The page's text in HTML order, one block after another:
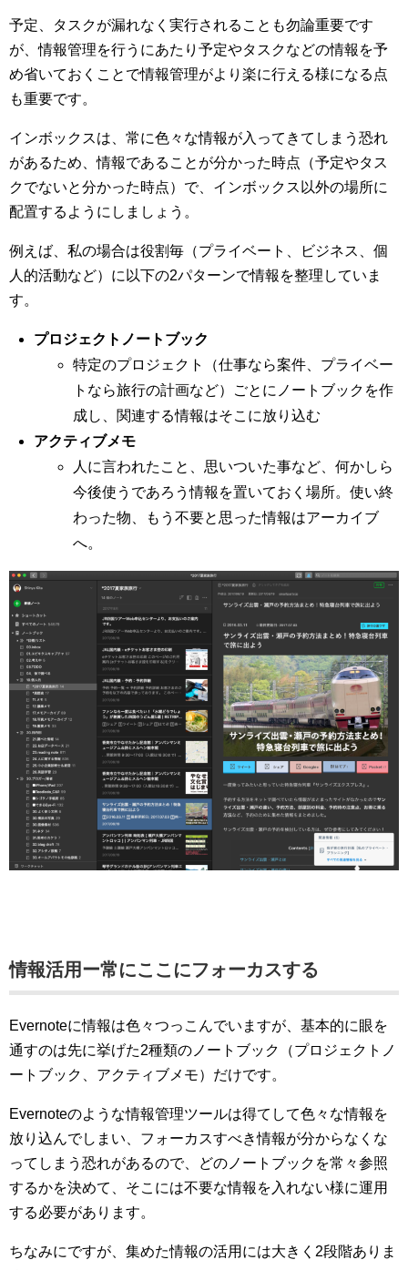
予定、タスクが漏れなく実行されることも勿論重要です
が、情報管理を行うにあたり予定やタスクなどの情報を予
め省いておくことで情報管理がより楽に行える様になる点
も重要です。
インボックスは、常に色々な情報が入ってきてしまう恐れ
があるため、情報であることが分かった時点（予定やタス
クでないと分かった時点）で、インボックス以外の場所に
配置するようにしましょう。
例えば、私の場合は役割毎（プライベート、ビジネス、個
人的活動など）に以下の2パターンで情報を整理していま
す。
プロジェクトノートブック
特定のプロジェクト（仕事なら案件、プライベー
トなら旅行の計画など）ごとにノートブックを作
成し、関連する情報はそこに放り込む
アクティブメモ
人に言われたこと、思いついた事など、何かしら
今後使うであろう情報を置いておく場所。使い終
わった物、もう不要と思った情報はアーカイブ
へ。
情報活用ー常にここにフォーカスする
Evernoteに情報は色々つっこんでいますが、基本的に眼を
通すのは先に挙げた2種類のノートブック（プロジェクトノ
ートブック、アクティブメモ）だけです。
Evernoteのような情報管理ツールは得てして色々な情報を
放り込んでしまい、フォーカスすべき情報が分からなくな
ってしまう恐れがあるので、どのノートブックを常々参照
するかを決めて、そこには不要な情報を入れない様に運用
する必要があります。
ちなみにですが、集めた情報の活用には大きく2段階ありま